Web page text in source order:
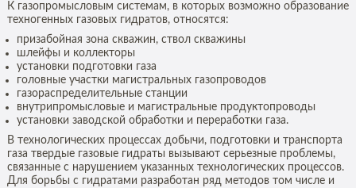
К газопромысловым системам, в которых возможно образование
техногенных газовых гидратов, относятся:
призабойная зона скважин, ствол скважины
шлейфы и коллекторы
установки подготовки газа
головные участки магистральных газопроводов
газораспределительные станции
внутрипромысловые и магистральные продуктопроводы
установки заводской обработки и переработки газа.
В технологических процессах добычи, подготовки и транспорта
газа твердые газовые гидраты вызывают серьезные проблемы,
связанные с нарушением указанных технологических процессов.
Для борьбы с гидратами разработан ряд методов том числе и